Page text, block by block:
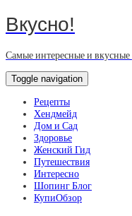
Вкусно!
Самые интересные и
Toggle navigation
Рецепты
Хендмейд
Дом и Сад
Здоровье
Женский Гид
Путешествия
Интересно
Шопинг Блог
КупиОбзор